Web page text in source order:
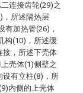
连接齿轮(29)之
，所述隔热层
有加热管(26)，
构(10)，所述缓
接，所述下壳体
壳体(1)侧壁之
设有立柱(8)，所
内侧的上壳体